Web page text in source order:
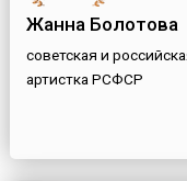
Жанна Болотова
советская и
артистка РСФСР